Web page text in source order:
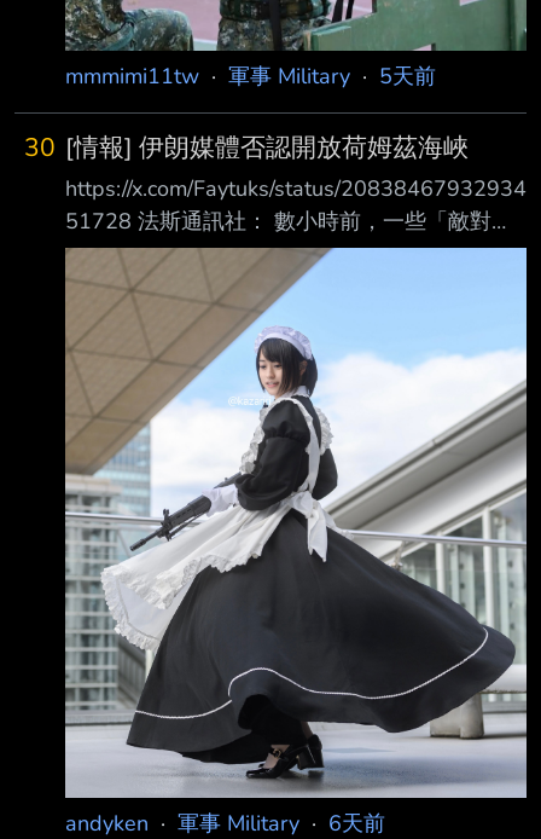
https://i.mopix.cc/U01Wh6.jp
mmmimi11tw · 軍事 Military · 5天前
30 [情報] 伊朗媒體否認開放荷姆茲海峽
https://x.com/Faytuks/status/20838467932934
51728 法斯通訊社： 數小時前，一些「敵對陣
營」的媒體聲稱，伊朗已同意一項重新開放荷姆
茲海峽的計畫。 根據該計畫，船隻將經由伊朗
領海進入波斯灣，並經由阿曼領海駛出 一位伊
朗核談判團隊的消息人士向法斯通訊社表示：
「目前並沒有任何關於重新開放荷姆 茲海峽的
協議，相關新聞報導均為不實消息。」 此外，
一位軍方消息人士也強調：「只要美國持續其敵
對行動，荷姆茲海峽就仍然會處於 封閉狀態。
船舶只能依照指定航道航行，並且必須先取得伊
andyken · 軍事 Military · 6天前